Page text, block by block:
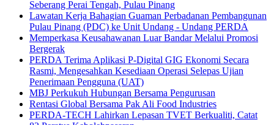
Seberang Perai Tengah, Pulau Pinang
Lawatan Kerja Bahagian Guaman Perbadanan Pembangunan
Pulau Pinang (PDC) ke Unit Undang - Undang PERDA
Memperkasa Keusahawanan Luar Bandar Melalui Promosi
Bergerak
PERDA Terima Aplikasi P-Digital GIG Ekonomi Secara
Rasmi, Mengesahkan Kesediaan Operasi Selepas Ujian
Penerimaan Pengguna (UAT)
MBJ Perkukuh Hubungan Bersama Pengurusan
Rentasi Global Bersama Pak Ali Food Industries
PERDA-TECH Lahirkan Lepasan TVET Berkualiti, Catat